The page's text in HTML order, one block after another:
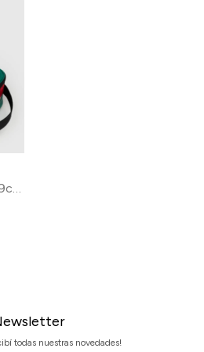
todas nuestras novedades!